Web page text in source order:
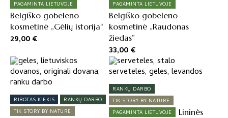
PAGAMINTA LIETUVOJE
Belgiško gobeleno
kosmetinė „Gėlių istorija“
29,00€
PAGAMINTA LIETUVOJE
Belgiško gobeleno
kosmetinė „Raudonas
žiedas”
33,00€
RIBOTAS KIEKIS
RANKŲ DARBO
TIK STORY BY NATURE
RANKŲ DARBO
TIK STORY BY NATURE
PAGAMINTA LIETUVOJE
Lininės